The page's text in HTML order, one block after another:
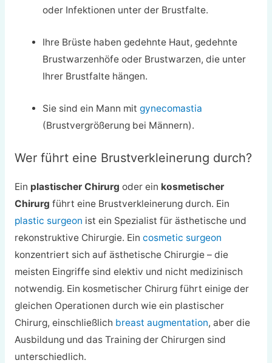
oder Infektionen unter der Brustfalte.
Ihre Brüste haben gedehnte Haut, gedehnte
Brustwarzenhöfe oder Brustwarzen, die unter
Ihrer Brustfalte hängen.
Sie sind ein Mann mitgynecomastia
(Brustvergrößerung bei Männern).
Wer führt eine Brustverkleinerung durch?
Ein plastischer Chirurg oder ein kosmetischer
Chirurg führt eine Brustverkleinerung durch. Ein
plastic surgeon ist ein Spezialist für ästhetische und
rekonstruktive Chirurgie. Ein cosmetic surgeon
konzentriert sich auf ästhetische Chirurgie – die
meisten Eingriffe sind elektiv und nicht medizinisch
notwendig. Ein kosmetischer Chirurg führt einige der
gleichen Operationen durch wie ein plastischer
Chirurg, einschließlich breast augmentation, aber die
Ausbildung und das Training der Chirurgen sind
unterschiedlich.